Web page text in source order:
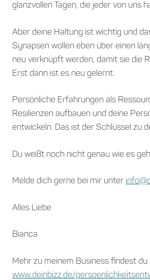
glanzvollen Tagen, die jeder von uns
Aber deine Haltung ist wichtig und
Synapsen wollen eben über einen
neu verknüpft werden, damit sie die
Erst dann ist es neu gelernt.
Persönliche Erfahrungen als
Resilienzen aufbauen und deine
entwickeln. Das ist der Schlüssel zu
Du weißt noch nicht genau wie es
Melde dich gerne bei mir unter
Alles Liebe
Bianca
Mehr zu meinem Business findest
www.deinbizz.de/